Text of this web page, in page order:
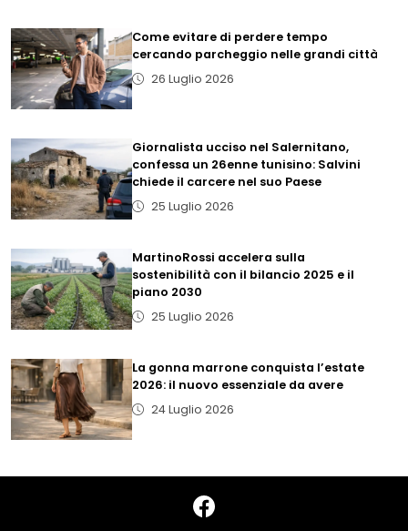
Come evitare di perdere tempo
cercando parcheggio nelle grandi città
26 Luglio 2026
Giornalista ucciso nel Salernitano,
confessa un 26enne tunisino: Salvini
chiede il carcere nel suo Paese
25 Luglio 2026
MartinoRossi accelera sulla
sostenibilità con il bilancio 2025 e il
piano 2030
25 Luglio 2026
La gonna marrone conquista l’estate
2026: il nuovo essenziale da avere
24 Luglio 2026